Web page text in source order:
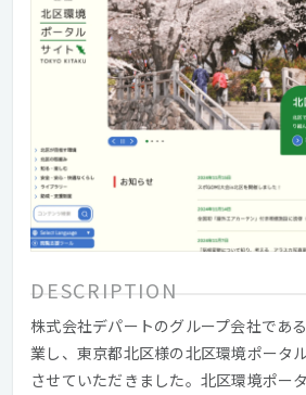
DESCRIPTION
株式会社デパートのグループ会社であ
業し、東京都北区様の北区環境ポータ
させていただきました。北区環境ポー